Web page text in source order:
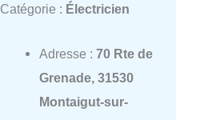
Catégorie : Électricien
Adresse : 70 Rte de
Grenade, 31530
Montaigut-sur-